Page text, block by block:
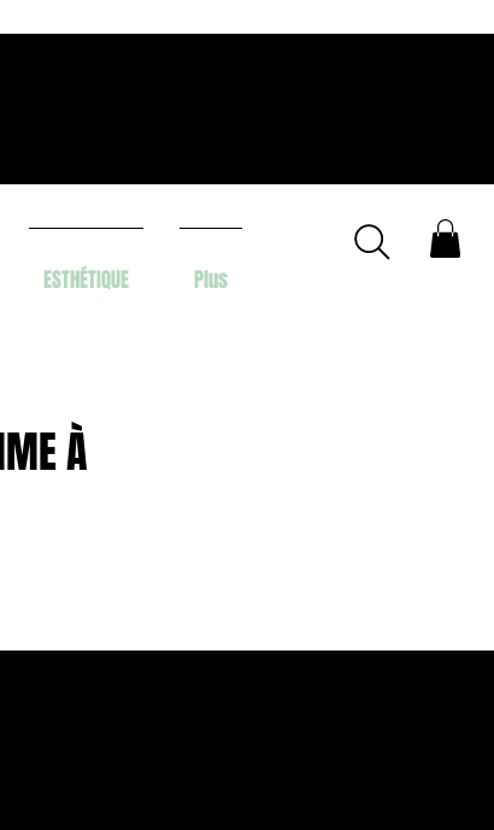
ESTHÉTIQUE Plus
À